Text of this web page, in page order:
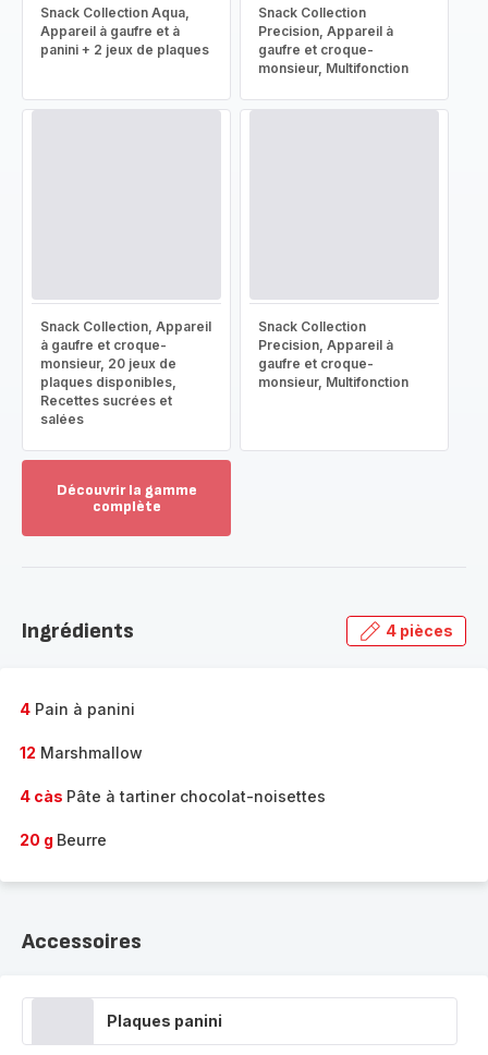
Snack Collection Aqua,
Appareil à gaufre et à
panini + 2 jeux de plaques
Snack Collection
Precision, Appareil à
gaufre et croque-
monsieur, Multifonction
Snack Collection, Appareil
à gaufre et croque-
monsieur, 20 jeux de
plaques disponibles,
Recettes sucrées et
salées
Snack Collection
Precision, Appareil à
gaufre et croque-
monsieur, Multifonction
Découvrir la gamme
complète
gamme
Ingrédients 4 pièces
4 Pain à panini
12 Marshmallow
4 càs Pâte à tartiner chocolat-noisettes
20 g Beurre
Accessoires
Plaques panini